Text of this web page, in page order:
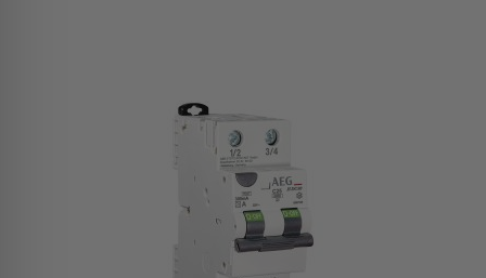
IDENTITÀ AZIENDALE